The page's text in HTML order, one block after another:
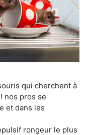
qui cherchent à
nos pros se
et dans les
rongeur le plus